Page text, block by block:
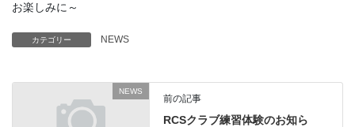
お楽しみに～
カテゴリー NEWS
NEWS
前の記事
RCSクラブ練習体験のお知ら